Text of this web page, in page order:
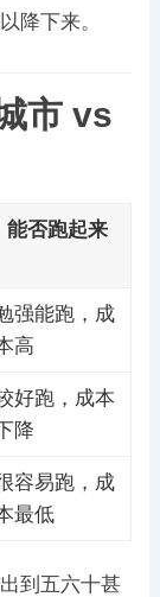
降下来。
市 vs
能否跑起来
强能跑，成
高
好跑，成本
降
容易跑，成
最低
到五六十甚